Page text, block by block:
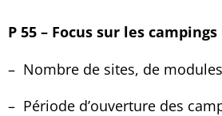
P 55 – Focus sur les campings
– Nombre de sites, de
– Période d’ouverture des